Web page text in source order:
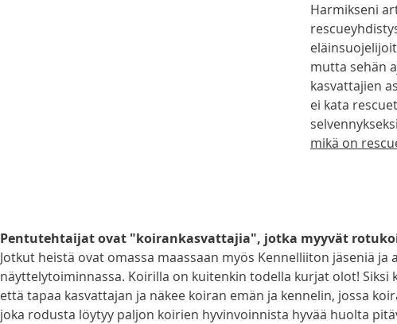
Harmikseni
mutta sehän
kasvattajien
ei kata
mikä on
Pentutehtaijat ovat "koirankasvattajia", jotka myyvät
Jotkut heistä ovat omassa maassaan myös Kennelliiton jäseniä ja
näyttelytoiminnassa. Koirilla on kuitenkin todella kurjat olot! Siksi
että tapaa kasvattajan ja näkee koiran emän ja kennelin, jossa
joka rodusta löytyy paljon koirien hyvinvoinnista hyvää huolta